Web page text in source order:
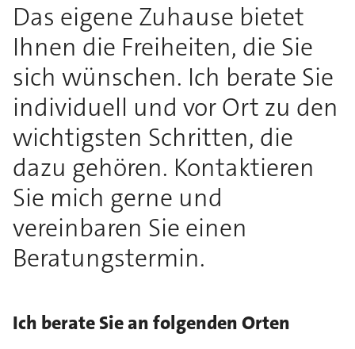
Das eigene Zuhause bietet
Ihnen die Freiheiten, die Sie
sich wünschen. Ich berate Sie
individuell und vor Ort zu den
wichtigsten Schritten, die
dazu gehören. Kontaktieren
Sie mich gerne und
vereinbaren Sie einen
Beratungstermin.
Ich berate Sie an folgenden Orten